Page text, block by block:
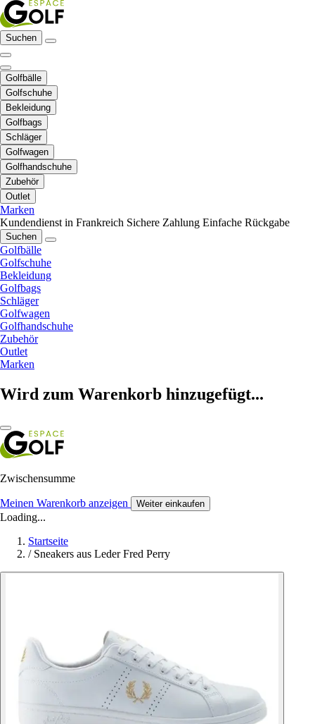
Suchen
Golfbälle
Golfschuhe
Bekleidung
Golfbags
Schläger
Golfwagen
Golfhandschuhe
Zubehör
Outlet
Marken
Kundendienst in Frankreich Sichere Zahlung Einfache Rückgabe
Suchen
Golfbälle
Golfschuhe
Bekleidung
Golfbags
Schläger
Golfwagen
Golfhandschuhe
Zubehör
Outlet
Marken
Wird zum Warenkorb hinzugefügt...
Zwischensumme
Meinen Warenkorb anzeigen Weiter einkaufen
Loading...
Startseite
/ Sneakers aus Leder Fred Perry